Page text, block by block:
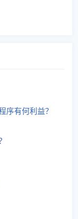
序有何利益？